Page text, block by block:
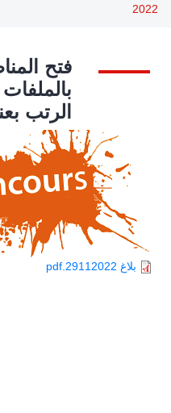
2022
فتح
الرتب
بلاغ 29112022.pdf